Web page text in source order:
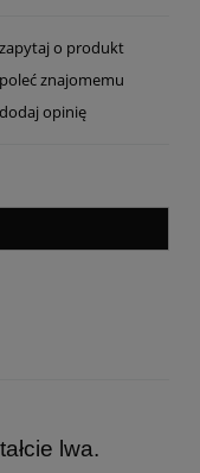
zapytaj o produkt
poleć znajomemu
dodaj opinię
lwa.